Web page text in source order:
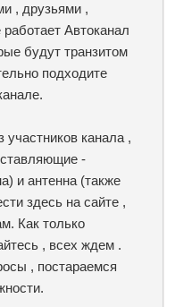
, друзьями ,
Автоканал
будут транзитом
подходите
участников канала ,
-
и антенна (также
здесь на сайте ,
Как только
, всех ждем .
, постараемся